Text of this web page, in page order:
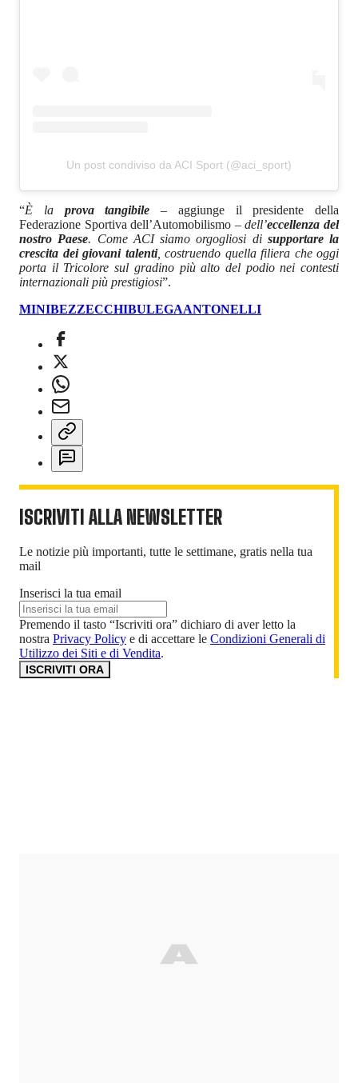
Un post condiviso da ACI Sport (@aci_sport)
“È la prova tangibile
– aggiunge il presidente della
Federazione Sportiva dell’Automobilismo –dell’eccellenza del
nostro Paese. Come ACI siamo orgogliosi di supportare la
crescita dei giovani talenti, costruendo quella filiera che oggi
porta il Tricolore sul gradino più alto del podio nei contesti
internazionali più prestigiosi”.
MINIBEZZECCHIBULEGAANTONELLI
ISCRIVITI ALLA NEWSLETTER
Le notizie più importanti, tutte le settimane, gratis nella tua
mail
Inserisci la tua email
Premendo il tasto “Iscriviti ora” dichiaro di aver letto la
nostra Privacy Policy e di accettare le Condizioni Generali di
Utilizzo dei Siti e di Vendita.
ISCRIVITI ORA